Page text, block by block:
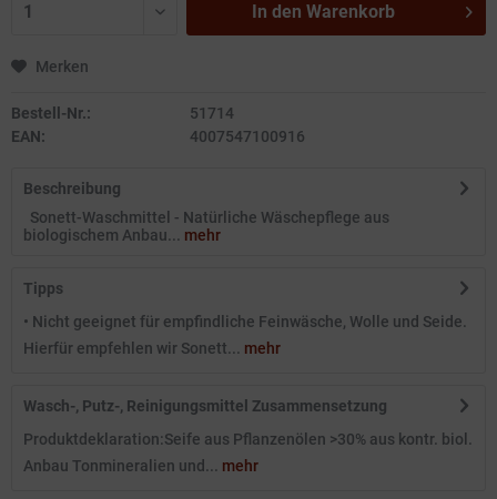
In den Warenkorb
Merken
Bestell-Nr.:
51714
EAN:
4007547100916
Beschreibung
Sonett-Waschmittel - Natürliche Wäschepflege aus
biologischem Anbau... mehr
Tipps
• Nicht geeignet für empfindliche Feinwäsche, Wolle und Seide.
Hierfür empfehlen wir Sonett... mehr
Wasch-, Putz-, Reinigungsmittel Zusammensetzung
Produktdeklaration:Seife aus Pflanzenölen >30% aus kontr. biol.
Anbau Tonmineralien und... mehr